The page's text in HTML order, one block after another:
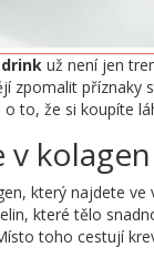
už není jen
zpomalit příznaky
o to, že si koupíte
v
který najdete
které tělo
toho cestují